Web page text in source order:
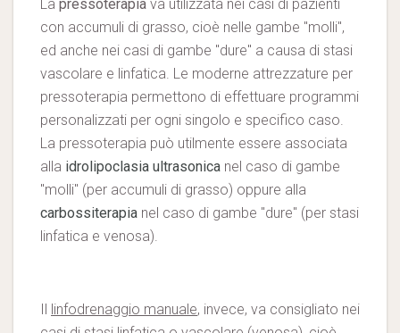
La pressoterapia va utilizzata nei casi di pazienti
con accumuli di grasso, cioè nelle gambe "molli",
ed anche nei casi di gambe "dure" a causa di stasi
vascolare e linfatica. Le moderne attrezzature per
pressoterapia permettono di effettuare programmi
personalizzati per ogni singolo e specifico caso.
La pressoterapia può utilmente essere associata
alla idrolipoclasia ultrasonica nel caso di gambe
"molli" (per accumuli di grasso) oppure alla
carbossiterapia nel caso di gambe "dure" (per stasi
linfatica e venosa).
Il linfodrenaggio manuale, invece, va consigliato nei